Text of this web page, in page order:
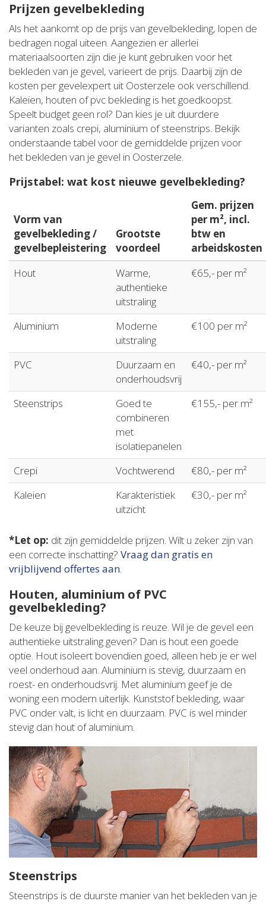
Prijzen gevelbekleding
Als het aankomt op de prijs van gevelbekleding, lopen de
bedragen nogal uiteen. Aangezien er allerlei
materiaalsoorten zijn die je kunt gebruiken voor het
bekleden van je gevel, varieert de prijs. Daarbij zijn de
kosten per gevelexpert uit Oosterzele ook verschillend.
Kaleien, houten of pvc bekleding is het goedkoopst.
Speelt budget geen rol? Dan kies je uit duurdere
varianten zoals crepi, aluminium of steenstrips. Bekijk
onderstaande tabel voor de gemiddelde prijzen voor
het bekleden van je gevel in Oosterzele.
Prijstabel: wat kost nieuwe gevelbekleding?
Vorm van
gevelbekleding /
gevelbepleistering
Grootste
voordeel
Gem. prijzen
per m², incl.
btw en
arbeidskosten
Hout
Warme,
authentieke
uitstraling
€65,- per m²
Aluminium
Moderne
uitstraling
€100 per m²
PVC
Duurzaam en
onderhoudsvrij
€40,- per m²
Steenstrips
Goed te
combineren
met
isolatiepanelen
€155,- per m²
Crepi Vochtwerend
€80,- per m²
Kaleien
Karakteristiek
uitzicht
€30,- per m²
*Let op: dit zijn gemiddelde prijzen. Wilt u zeker zijn van
een correcte inschatting? Vraag dan gratis en
vrijblijvend offertes aan.
Houten, aluminium of PVC
gevelbekleding?
De keuze bij gevelbekleding is reuze. Wil je de gevel een
authentieke uitstraling geven? Dan is hout een goede
optie. Hout isoleert bovendien goed, alleen heb je er wel
veel onderhoud aan. Aluminium is stevig, duurzaam en
roest- en onderhoudsvrij. Met aluminium geef je de
woning een modern uiterlijk. Kunststof bekleding, waar
PVC onder valt, is licht en duurzaam. PVC is wel minder
stevig dan hout of aluminium.
Steenstrips
Steenstrips is de duurste manier van het bekleden van je